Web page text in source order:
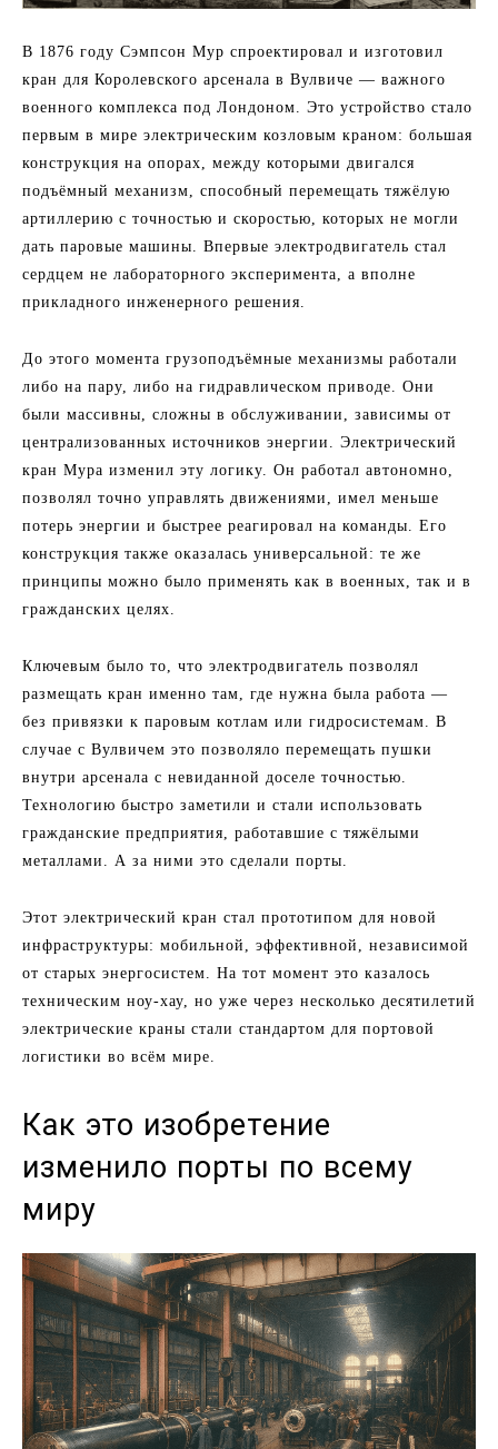
В 1876 году Сэмпсон Мур спроектировал и изготовил
кран для Королевского арсенала в Вулвиче — важного
военного комплекса под Лондоном. Это устройство стало
первым в мире электрическим козловым краном: большая
конструкция на опорах, между которыми двигался
подъёмный механизм, способный перемещать тяжёлую
артиллерию с точностью и скоростью, которых не могли
дать паровые машины. Впервые электродвигатель стал
сердцем не лабораторного эксперимента, а вполне
прикладного инженерного решения.
До этого момента грузоподъёмные механизмы работали
либо на пару, либо на гидравлическом приводе. Они
были массивны, сложны в обслуживании, зависимы от
централизованных источников энергии. Электрический
кран Мура изменил эту логику. Он работал автономно,
позволял точно управлять движениями, имел меньше
потерь энергии и быстрее реагировал на команды. Его
конструкция также оказалась универсальной: те же
принципы можно было применять как в военных, так и в
гражданских целях.
Ключевым было то, что электродвигатель позволял
размещать кран именно там, где нужна была работа —
без привязки к паровым котлам или гидросистемам. В
случае с Вулвичем это позволяло перемещать пушки
внутри арсенала с невиданной доселе точностью.
Технологию быстро заметили и стали использовать
гражданские предприятия, работавшие с тяжёлыми
металлами. А за ними это сделали порты.
Этот электрический кран стал прототипом для новой
инфраструктуры: мобильной, эффективной, независимой
от старых энергосистем. На тот момент это казалось
техническим ноу-хау, но уже через несколько десятилетий
электрические краны стали стандартом для портовой
логистики во всём мире.
Как это изобретение
изменило порты по всему
миру